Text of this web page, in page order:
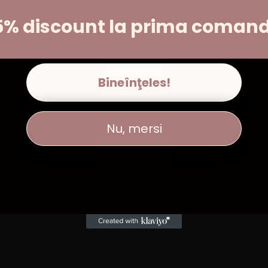
discount la prima
Bineînţeles!
Nu, mersi